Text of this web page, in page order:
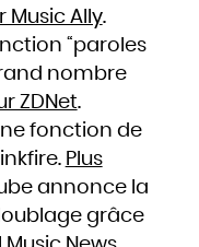
Music Ally.
“paroles
nombre
ZDNet.
fonction de
Plus
annonce la
grâce